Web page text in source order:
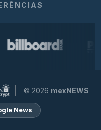
© 2026 mexNEWS
News